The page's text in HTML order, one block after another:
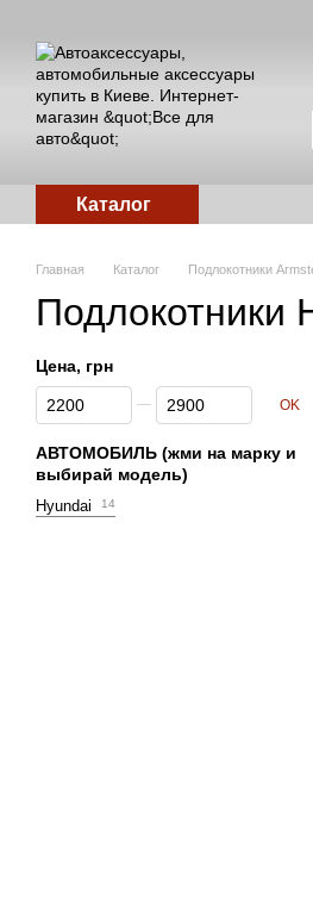
Каталог
Главная Каталог Подлокотники
Подлокотники
Цена, грн
От Цена, грн
До Цена, грн OK
АВТОМОБИЛЬ (жми на марку и
выбирай модель)
Hyundai 14